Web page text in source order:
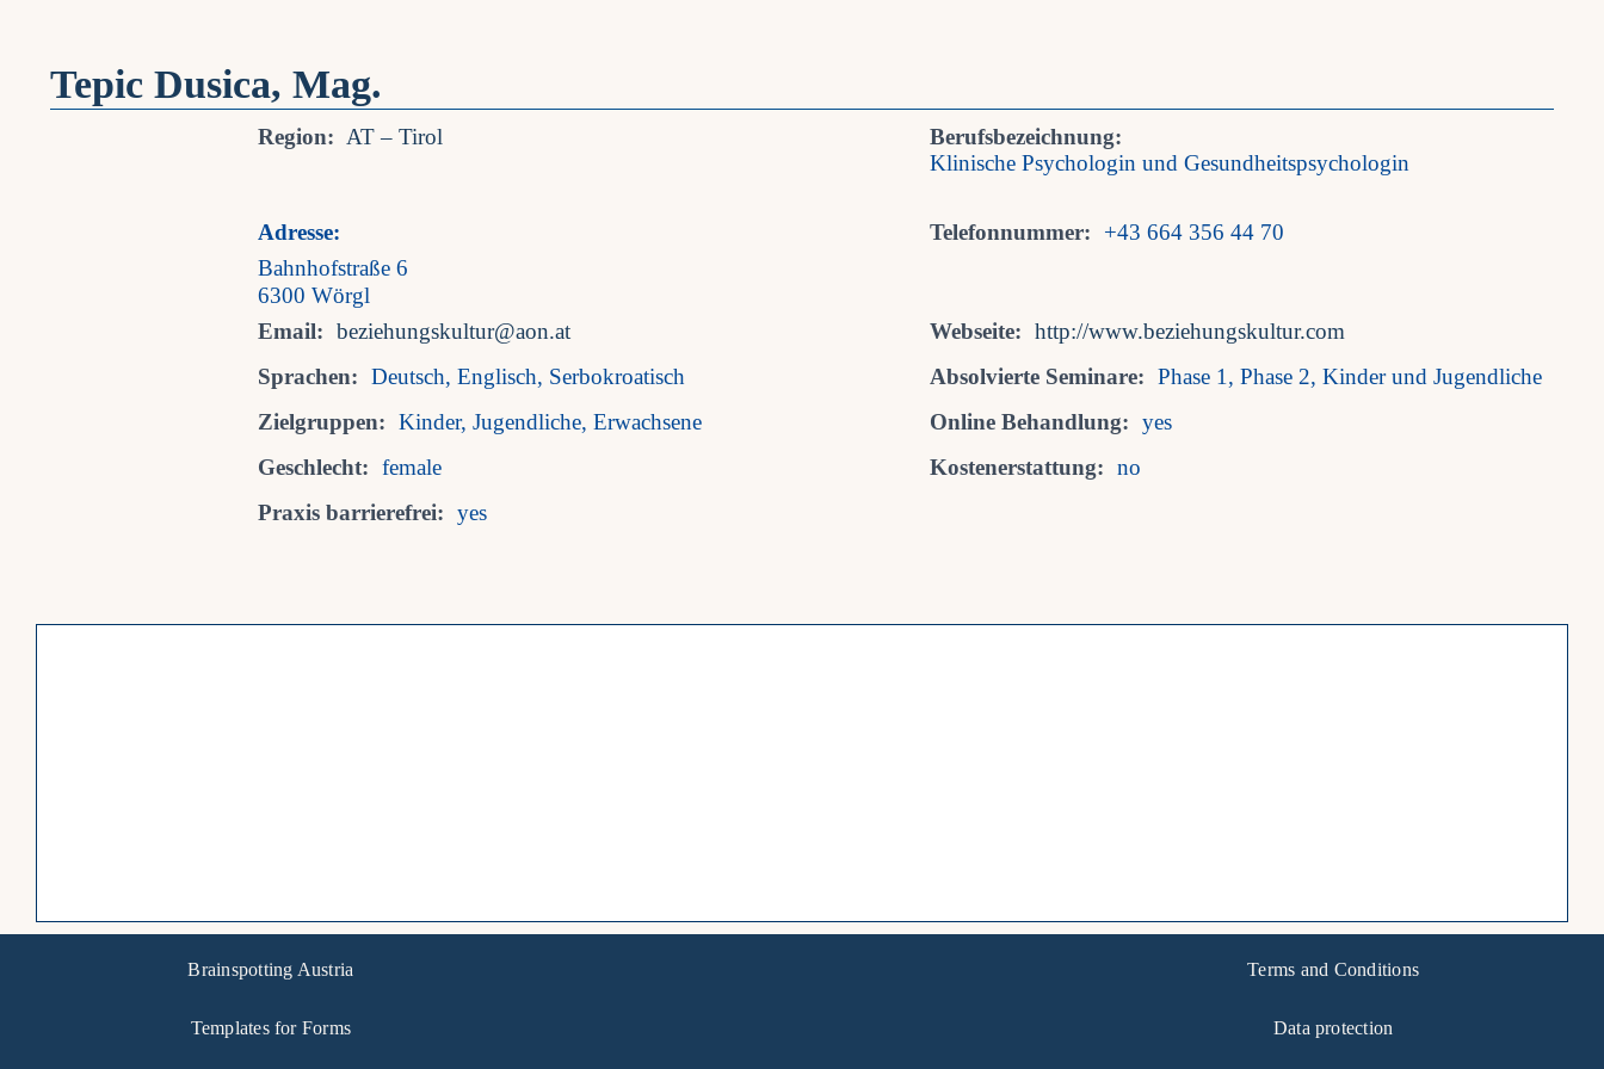
Tepic Dusica, Mag.
Region: AT – Tirol
Berufsbezeichnung:
Klinische Psychologin und Gesundheitspsychologin
Adresse:
Bahnhofstraße 6
6300 Wörgl
Telefonnummer: +43 664 356 44 70
Email: beziehungskultur@aon.at Webseite: http://www.beziehungskultur.com
Sprachen: Deutsch, Englisch, Serbokroatisch Absolvierte Seminare: Phase 1, Phase 2, Kinder und Jugendliche
Zielgruppen: Kinder, Jugendliche, Erwachsene Online Behandlung: yes
Geschlecht: female Kostenerstattung: no
Praxis barrierefrei: yes
Brainspotting Austria
Templates for Forms
Terms and Conditions
Data protection